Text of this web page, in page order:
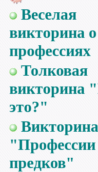
Веселая
викторина о
профессиях
Толковая
викторина
это?"
Викторина
"Профессии
предков"